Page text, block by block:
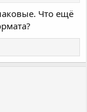
Что ещё